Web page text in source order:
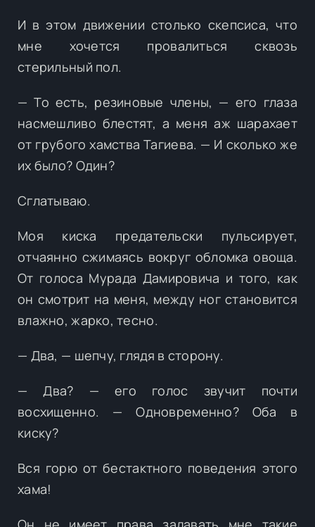
И в этом движении столько скепсиса, что
мне хочется провалиться сквозь
стерильный пол.
— То есть, резиновые члены, — его глаза
насмешливо блестят, а меня аж шарахает
от грубого хамства Тагиева. — И сколько же
их было? Один?
Сглатываю.
Моя киска предательски пульсирует,
отчаянно сжимаясь вокруг обломка овоща.
От голоса Мурада Дамировича и того, как
он смотрит на меня, между ног становится
влажно, жарко, тесно.
— Два, — шепчу, глядя в сторону.
— Два? — его голос звучит почти
восхищенно. — Одновременно? Оба в
киску?
Вся горю от бестактного поведения этого
хама!